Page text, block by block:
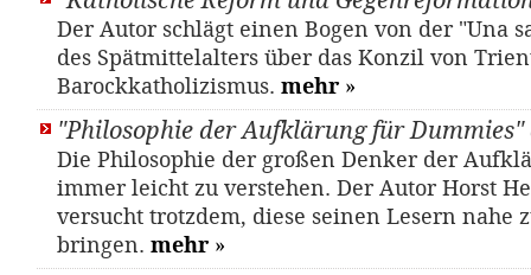
Der Autor schlägt einen Bogen von der "Una
des Spätmittelalters über das Konzil von
Barockkatholizismus. mehr »
"Philosophie der Aufklärung für Dummies"
Die Philosophie der großen Denker der
immer leicht zu verstehen. Der Autor Horst
versucht trotzdem, diese seinen Lesern nahe
bringen. mehr »